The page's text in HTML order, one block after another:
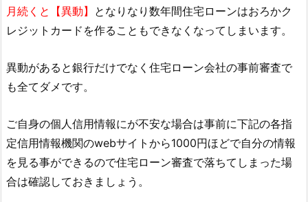
月続くと【異動】 となりなり数年間住宅ローンはおろかク
レジットカードを作ることもできなくなってしまいます。
異動があると銀行だけでなく住宅ローン会社の事前審査で
も全てダメです。
ご自身の個人信用情報にが不安な場合は事前に下記の各指
定信用情報機関のwebサイトから1000円ほどで自分の情報
を見る事ができるので住宅ローン審査で落ちてしまった場
合は確認しておきましょう。